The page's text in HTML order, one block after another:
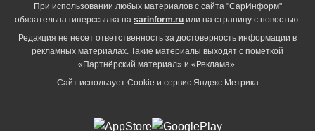
При использовании любых материалов с сайта "СарИнформ"
обязательна гиперссылка на sarinform.ru или на страницу с новостью.
Редакция не несет ответственность за достоверность информации в
рекламных материалах. Такие материалы выходят с пометкой
«Партнёрский материал» и «Реклама».
Сайт использует Cookie и сервиc Яндекс.Метрика